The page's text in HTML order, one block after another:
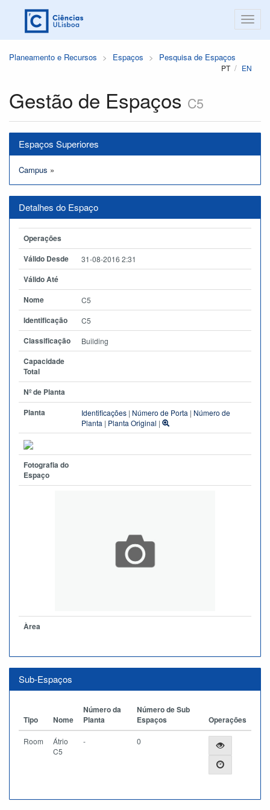
Planeamento e Recursos Espaços Pesquisa de Espaços
PT EN
Gestão de Espaços C5
Espaços Superiores
Campus »
Detalhes do Espaço
Operações
Válido Desde
31-08-2016 2:31
Válido Até
Nome
C5
Identificação C5
Classificação Building
Capacidade
Total
Nº de Planta
Planta
Identificações | Número de Porta | Número de
Planta | Planta Original |
Fotografia do
Espaço
Àrea
Sub-Espaços
Tipo Nome
Número da
Planta
Número de Sub
Espaços
Operações
Room
Átrio
C5
- 0